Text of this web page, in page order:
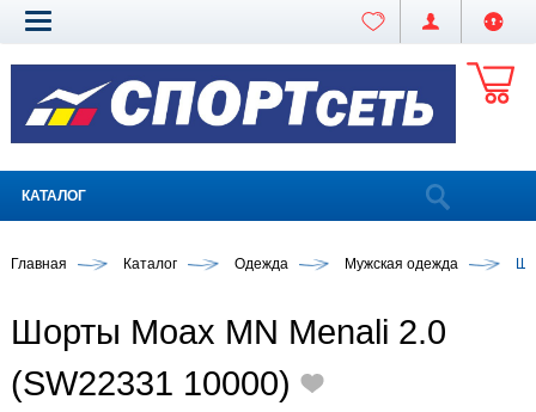
КАТАЛОГ
Главная Каталог Одежда Мужская одежда
Шорты Moax MN Menali 2.0
(SW22331 10000)